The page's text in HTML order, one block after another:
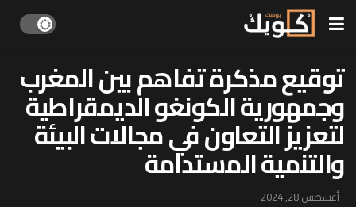
توقيع مذكرة تفاهم بين المغرب
وجمهورية الكونغو الديمقراطية
لتعزيز التعاون في مجالات البيئة
والتنمية المستدامة
أغسطس 28, 2024